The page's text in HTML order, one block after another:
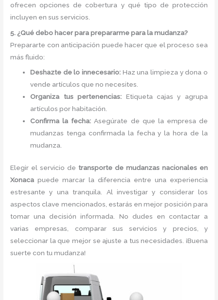
ofrecen opciones de cobertura y qué tipo de protección
incluyen en sus servicios.
5. ¿Qué debo hacer para prepararme para la mudanza?
Prepararte con anticipación puede hacer que el proceso sea
más fluido:
Deshazte de lo innecesario: Haz una limpieza y dona o
vende artículos que no necesites.
Organiza tus pertenencias: Etiqueta cajas y agrupa
artículos por habitación.
Confirma la fecha: Asegúrate de que la empresa de
mudanzas tenga confirmada la fecha y la hora de la
mudanza.
Elegir el servicio de transporte de mudanzas nacionales en
Xonaca puede marcar la diferencia entre una experiencia
estresante y una tranquila. Al investigar y considerar los
aspectos clave mencionados, estarás en mejor posición para
tomar una decisión informada. No dudes en contactar a
varias empresas, comparar sus servicios y precios, y
seleccionar la que mejor se ajuste a tus necesidades. ¡Buena
suerte con tu mudanza!